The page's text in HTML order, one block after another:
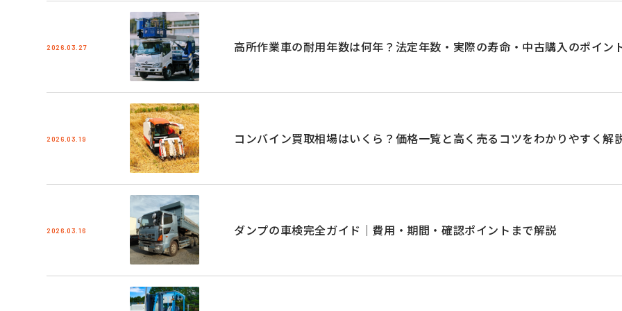
2026.03.27 高所作業車の耐用年数は何年？法定年数・実際の寿命・中古購入のポイン
2026.03.19 コンバイン買取相場はいくら？価格一覧と高く売るコツをわかりやすく解
2026.03.16 ダンプの車検完全ガイド｜費用・期間・確認ポイントまで解説